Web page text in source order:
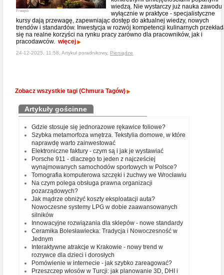
Freepik
wiedzą. Nie wystarczy już nauka zawodu
wyłącznie w praktyce - specjalistyczne
kursy dają przewagę, zapewniając dostęp do aktualnej wiedzy, nowych
trendów i standardów. Inwestycja w rozwój kompetencji kulinarnych
się na realne korzyści na rynku pracy zarówno dla pracowników, jak i
pracodawców. więcej
24-12-2025, 11:58, Artykuł poradnikowy, Pieniądze
Zobacz wszystkie tagi (Chmura Tagów)
Artykuły gościnne
Gdzie stosuje się jednorazowe rękawice foliowe?
Szybka metamorfoza wnętrza. Tekstylia domowe, w które
naprawdę warto zainwestować
Elektroniczne faktury - czym są i jak je wystawiać
Porsche 911 - dlaczego to jeden z najcześciej
wynajmowanych samochodów sportowych w Polsce?
Tomografia komputerowa szczęki i żuchwy we Wrocławiu
Na czym polega obsługa prawna organizacji
pozarządowych?
Jak mądrze obniżyć koszty eksploatacji auta?
Nowoczesne systemy LPG w dobie zaawansowanych
silników
Innowacyjne rozwiązania dla sklepów - nowe standardy
Ceramika Bolesławiecka: Tradycja i Nowoczesność w
Jednym
Interaktywne atrakcje w Krakowie - nowy trend w
rozrywce dla dzieci i dorosłych
Pomówienie w internecie - jak szybko zareagować?
Przeszczep włosów w Turcji: jak planowanie 3D, DHI i